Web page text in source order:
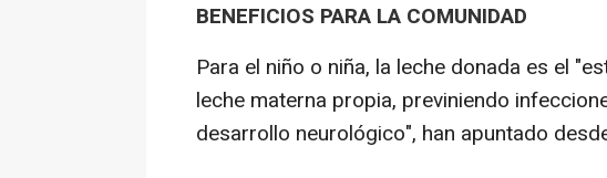
BENEFICIOS PARA LA COMUNIDAD
Para el niño o niña, la leche donada es el
leche materna propia, previniendo
desarrollo neurológico", han apuntado